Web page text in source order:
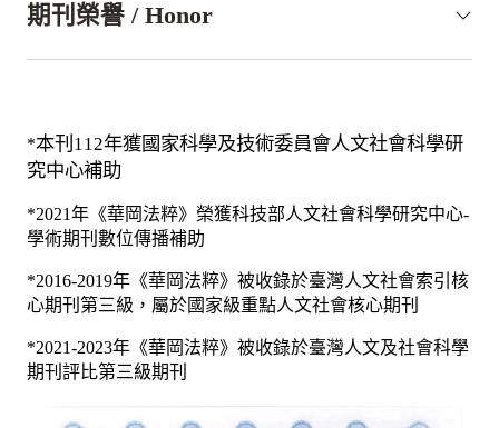
期刊榮譽
期刊榮譽 / Honor
*本刊 112年獲國家科學及技術委員會人文社會科學研
究中心補助
*2021年《華岡法粹》榮獲科技部人文社會科學研究中心-
學術期刊數位傳播補助
*2016-2019年《華岡法粹》被收錄於臺灣人文社會索引核
心期刊第三級，屬於國家級重點人文社會核心期刊
*2021-2023年《華岡法粹》被收錄於臺灣人文及社會科學
期刊評比第三級期刊